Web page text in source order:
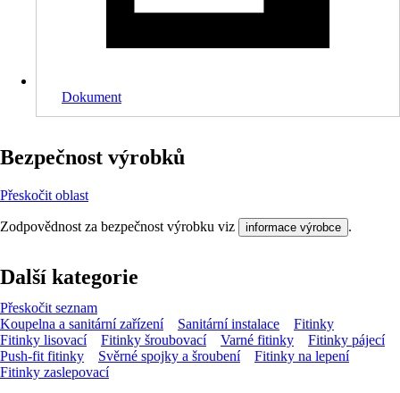
Dokument
Bezpečnost výrobků
Přeskočit oblast
Zodpovědnost za bezpečnost výrobku viz informace výrobce .
Další kategorie
Přeskočit seznam
Koupelna a sanitární zařízení
Sanitární instalace
Fitinky
Fitinky lisovací
Fitinky šroubovací Varné fitinky
Fitinky pájecí
Push-fit fitinky
Svěrné spojky a šroubení
Fitinky na lepení
Fitinky zaslepovací